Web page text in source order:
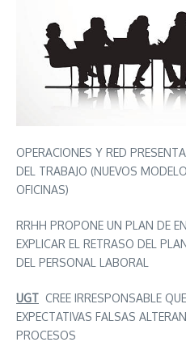
OPERACIONES Y RED
DEL TRABAJO (NUEVOS
OFICINAS)
RRHH PROPONE UN PLAN DE
EXPLICAR EL RETRASO DEL
DEL PERSONAL LABORAL
UGT CREE IRRESPONSABLE
EXPECTATIVAS FALSAS
PROCESOS